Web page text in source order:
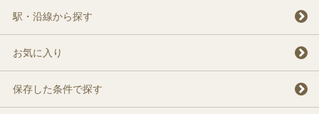
駅・沿線から探す
お気に入り
保存した条件で探す